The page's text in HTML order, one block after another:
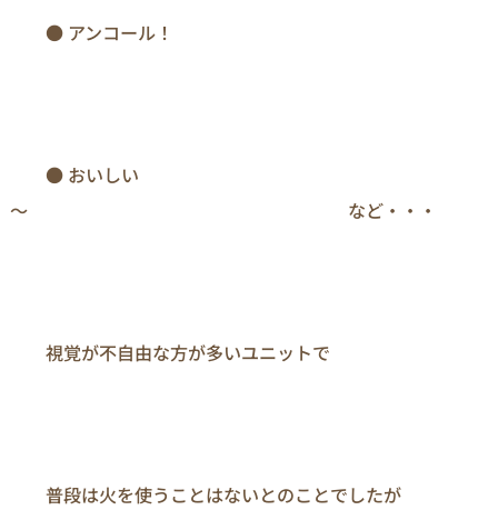
● アンコール！
● おいしい
～　　　　　　　　　　　　　　　　　　など・・・
視覚が不自由な方が多いユニットで
普段は火を使うことはないとのことでしたが